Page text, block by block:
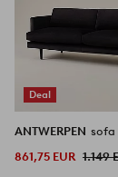
Deal
ANTWERPEN sofa
861,75 EUR 1.149